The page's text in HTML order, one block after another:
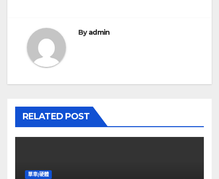
覽
Byadmin
RELATED POST
單車|硬體